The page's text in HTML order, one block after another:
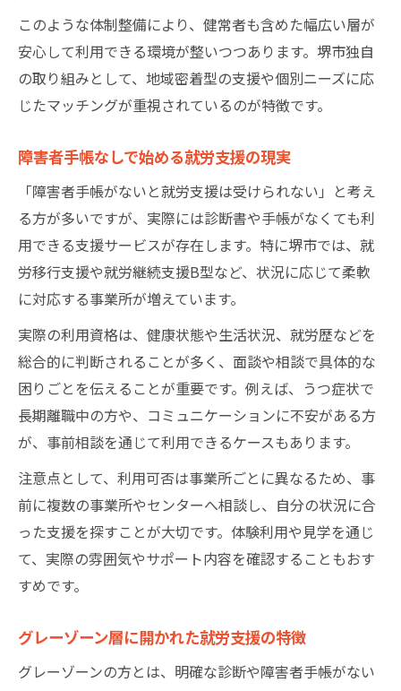
自分の状況に合う就労支援の見極め方
このような体制整備により、健常者も含めた幅広い層が
安心して利用できる環境が整いつつあります。堺市独自
の取り組みとして、地域密着型の支援や個別ニーズに応
じたマッチングが重視されているのが特徴です。
障害者手帳なしで始める就労支援の現実
「障害者手帳がないと就労支援は受けられない」と考え
る方が多いですが、実際には診断書や手帳がなくても利
用できる支援サービスが存在します。特に堺市では、就
労移行支援や就労継続支援B型など、状況に応じて柔軟
に対応する事業所が増えています。
実際の利用資格は、健康状態や生活状況、就労歴などを
総合的に判断されることが多く、面談や相談で具体的な
困りごとを伝えることが重要です。例えば、うつ症状で
長期離職中の方や、コミュニケーションに不安がある方
が、事前相談を通じて利用できるケースもあります。
注意点として、利用可否は事業所ごとに異なるため、事
前に複数の事業所やセンターへ相談し、自分の状況に合
った支援を探すことが大切です。体験利用や見学を通じ
て、実際の雰囲気やサポート内容を確認することもおす
すめです。
グレーゾーン層に開かれた就労支援の特徴
グレーゾーンの方とは、明確な診断や障害者手帳がない